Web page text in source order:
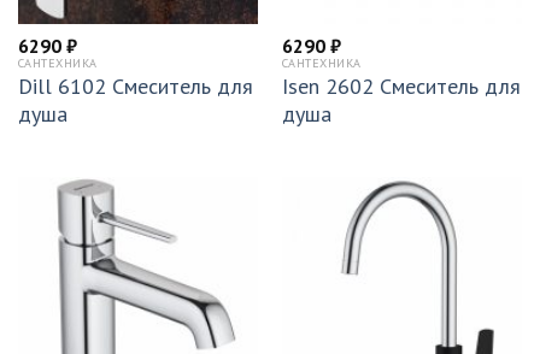
6290 ₽
САНТЕХНИКА
Dill 6102 Смеситель для
душа
6290 ₽
САНТЕХНИКА
Isen 2602 Смеситель для
душа